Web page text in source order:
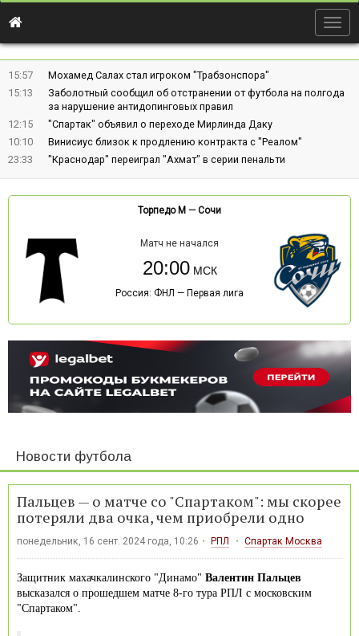
15:57
Мохамед Салах стал игроком "Трабзонспора"
15:13
Заболотный сообщил об отстранении от футбола на полгода
за нарушение антидопинговых правил
12:15
"Спартак" объявил о переходе Мирлинда Даку
10:10
Винисиус близок к продлению контракта с "Реалом"
23:33
"Краснодар" переиграл "Ахмат" в серии пенальти
Торпедо М — Сочи
Матч не начался
20:00
Россия: ФНЛ — Первая лига
Новости футбола
Пальцев — о матче со "Спартаком": мы скорее
потеряли два очка, чем приобрели одно
понедельник, 16 сент. 2024 года, 10:26 РПЛ Спартак Москва
Защитник махачкалинского "Динамо" Валентин Пальцев
высказался о прошедшем матче 8-го тура РПЛ с московским
"Спартаком".